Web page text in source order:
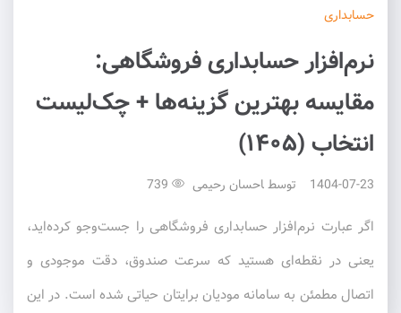
حسابداری
نرم‌افزار حسابداری فروشگاهی:
مقایسه بهترین گزینه‌ها + چک‌لیست
انتخاب (۱۴۰۵)
1404-07-23 توسط احسان رحیمی
اگر عبارت نرم‌افزار حسابداری فروشگاهی را جست‌وجو کرده‌اید،
یعنی در نقطه‌ای هستید که سرعت صندوق، دقت موجودی و
اتصال مطمئن به سامانه مودیان برایتان حیاتی شده است. در این